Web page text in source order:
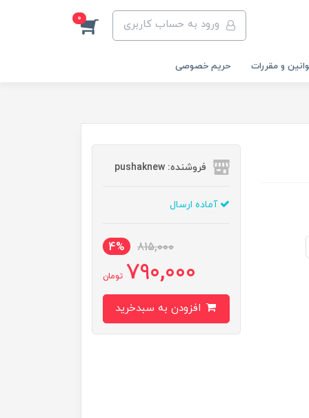
ورود به حساب کاربری 0
و مقررات حریم خصوصی
فروشنده: pushaknew
آماده ارسال
815,000
4%
790,000 تومان